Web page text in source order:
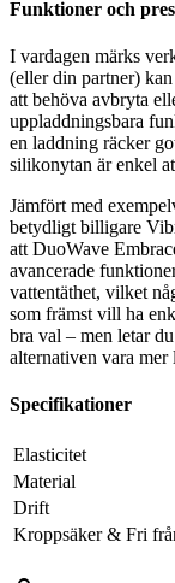
Funktioner och
I vardagen märks
(eller din partner)
att behöva avbryta
uppladdningsbara
en laddning räcker
silikonytan är enkel
Jämfört med
betydligt billigare
att DuoWave
avancerade
vattentäthet, vilket
som främst vill ha
bra val – men letar
alternativen vara mer
Specifikationer
Elasticitet
Material
Drift
Kroppsäker & Fri